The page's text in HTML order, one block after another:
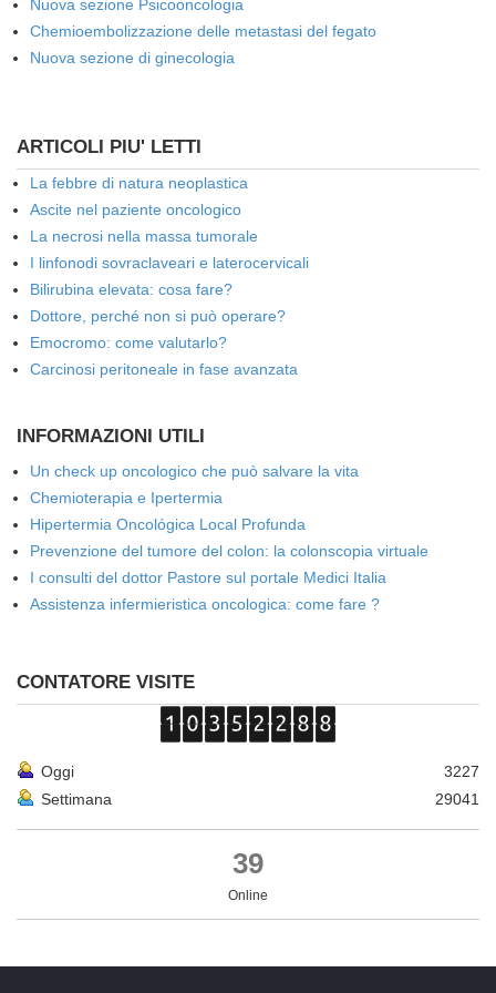
Nuova sezione Psicooncologia
Chemioembolizzazione delle metastasi del fegato
Nuova sezione di ginecologia
ARTICOLI PIU' LETTI
La febbre di natura neoplastica
Ascite nel paziente oncologico
La necrosi nella massa tumorale
I linfonodi sovraclaveari e laterocervicali
Bilirubina elevata: cosa fare?
Dottore, perché non si può operare?
Emocromo: come valutarlo?
Carcinosi peritoneale in fase avanzata
INFORMAZIONI UTILI
Un check up oncologico che può salvare la vita
Chemioterapia e Ipertermia
Hipertermia Oncológica Local Profunda
Prevenzione del tumore del colon: la colonscopia virtuale
I consulti del dottor Pastore sul portale Medici Italia
Assistenza infermieristica oncologica: come fare ?
CONTATORE VISITE
Oggi
3227
Settimana
29041
39
Online